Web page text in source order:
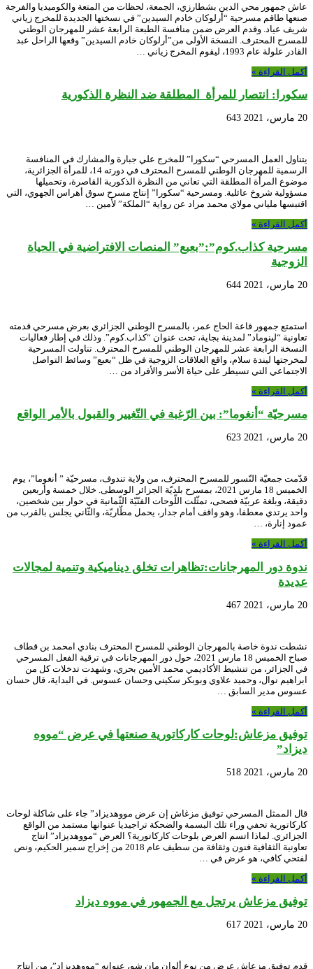
عاش جمهور محي الدين بشطارزي، الجمعة، لحظات من المتعة والكوميديا والفرجة
صنعها طاقم مسرحية “أرلوكان خادم السيدين” في نسختها الجديدة للمخرج زياني
شريف عياد. وقدم العرض ضمن منافسة الطبعة الرابعة عشر للمهرجان الوطني
للمسرح المحترف. النسخة الأولى من”أرلوكان خادم السيدين” وقعها الراحل عبد
القادر علولة عام 1993، ليقوم المخرج زياني …
أكمل القراءة »
سكورا: انتصار للمرأة المطلقة ضد النظرة الذكورية
20 مارس، 2021 643
يتناول العمل المسرحي “سكورا” للمخرج علي جبارة والمشارك في المنافسة
الرسمية للمهرجان الوطني للمسرح المحترف في دورته 14، للمرأة الجزائرية،
موضوع المرأة المطلقة التي تعاني من النظرة الذكورية القاصرة، وتحميلها
مسؤولية شروخ عائلية. ومسرحية “سكورا” إنتاج مسرح سوق أهراس الجهوي، التي
اقتبسها ملياني مولاي محمد مراد عن رواية “الملكة” لأمين …
أكمل القراءة »
مسرحية كذاب.كوم”:”بعبع” المنصات الافتراضية في الحياة
الزوجية
20 مارس، 2021 644
استمتع جمهور قاعة الحاج عمر، بالمسرح الوطني الجزائري بعرض مسرحي قدمته
تعاونية “لينوماد” لمدينة بجاية، تحت عنوان “كذاب.كوم”. وذلك في إطار فعاليات
النسخة الرابعة عشر للمهرجان الوطني للمسرح المحترف. تناولت المسرحية
لمخرجتها ليندة سلام، واقع العلاقات الزوجية في ظل “بعبع” وسائط التواصل
الاجتماعي التي تسيطر على حياة الأسر والأفراد من …
أكمل القراءة »
مسرحيّة “أنغوما”: بين الرّغبة في التّغيير والقبول بالأمر الواقع
20 مارس، 2021 623
قدّمت جمعيّة النّسور للمسرح المحترف، من ولاية تندوف، مسرحيّة ” أنغوما”، يوم
الخميس 18 مارس 2021، بمسرح بلديّة الجزائر الوسطى. خلال خمسة وأربعين
دقيقة، وبلغة عربيّة فصحى، تمثّلت اللّوحات الفنّيّة الثّمانية في حوار بين شخصين،
واحد يرتدي معطفا، وهو واقف أمام جدار، يحمل مطّاريّة، والثّاني يجلس بالقرب من
عمود إنارة، …
أكمل القراءة »
ندوة دور المهرجانات:تظاهرات تخلق ديناميكية وتنمية لمجالات
عديدة
20 مارس، 2021 467
نشطت ندوة خاصة بالمهرجان الوطني للمسرح المحترف بنادي امحمد بن قطاف
صباح الخميس 18 مارس 2021، حول دور المهرجانات في ترقية الفعل المسرحي
في الجزائر، من تنشيط الأكاديمي محمد الأمين بحري، وشهدت تدخلات كل من
ابراهيم نوال، وحميد علاوي وبوبكر سكيني وحسان عسوس. في البداية، قال حسان
عسوس مدير السابق …
أكمل القراءة »
توفيق مزعاش:لوحات كاركاتورية صنعتها في عرض “مووه
ديزاد”
20 مارس، 2021 518
قال الممثل المسرحي توفيق مزغاش إن عرض مووهديزاد” جاء على شاكلة لوحات
كاركاتورية تحفي وراء تلك البسمة والضحكة تراجيديا عنوانها مستمد من الواقع
الجزائري. لماذا اتسم العرض بلوحات كاركاتورية؟ العرض “مووهديزاد” انتاج
تعاونية الثقافية فنون وثقافة من سطيف عام 2018 من إخراج سمير الحكيم، ونص
لفتحي كافي، هو عرض في …
أكمل القراءة »
توفيق مزعاش يرتجل مع الجمهور في مووه ديزاد
20 مارس، 2021 617
قدم توفيق مزعاش عرض من نوع ألوان مان شو، عنوانه “مووهديزاد”، من انتاج